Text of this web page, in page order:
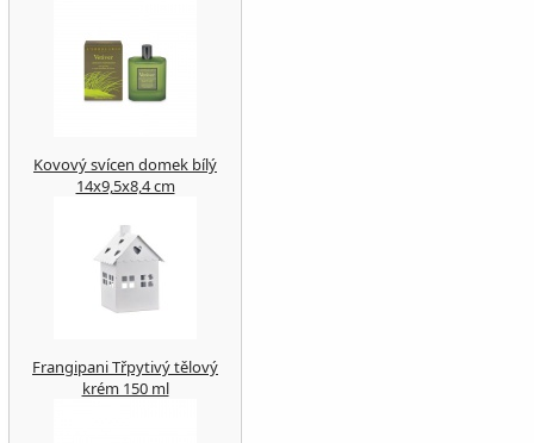
Kovový svícen domek bílý
14x9,5x8,4 cm
Frangipani Třpytivý tělový
krém 150 ml